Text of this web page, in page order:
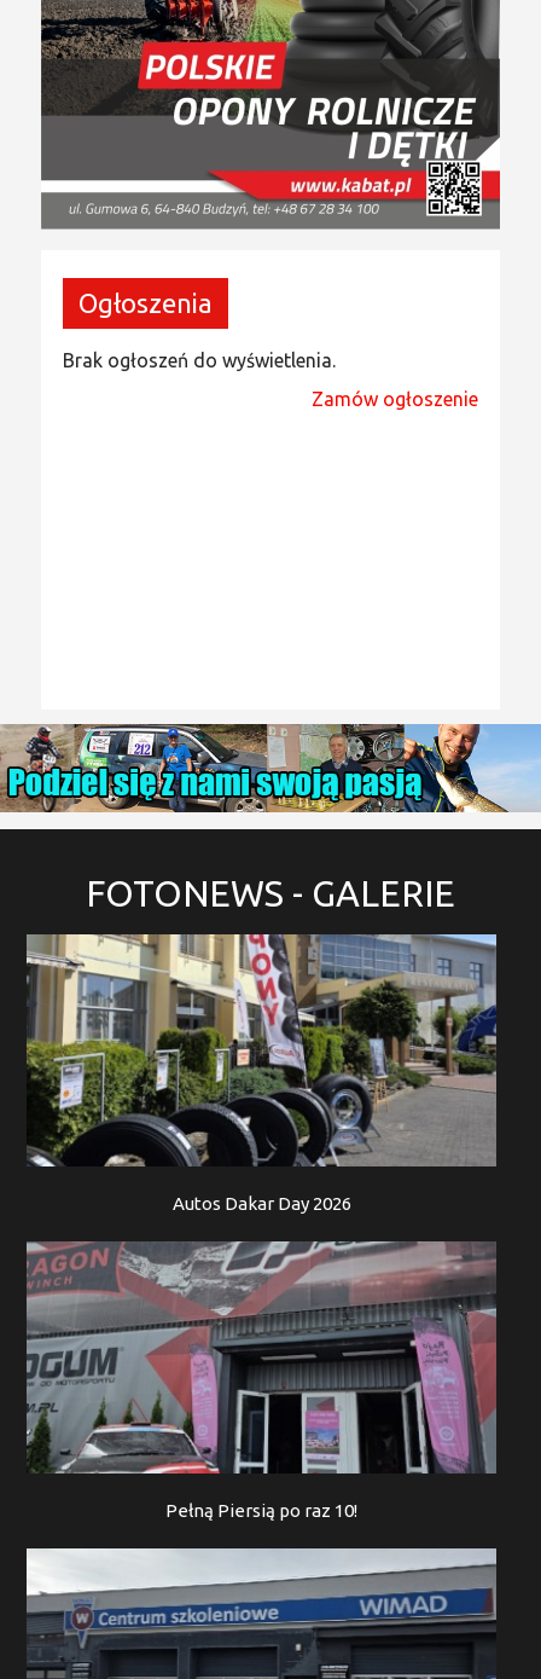
Ogłoszenia
Brak ogłoszeń do wyświetlenia.
Zamów ogłoszenie
FOTONEWS - GALERIE
Autos Dakar Day 2026
Pełną Piersią po raz 10!